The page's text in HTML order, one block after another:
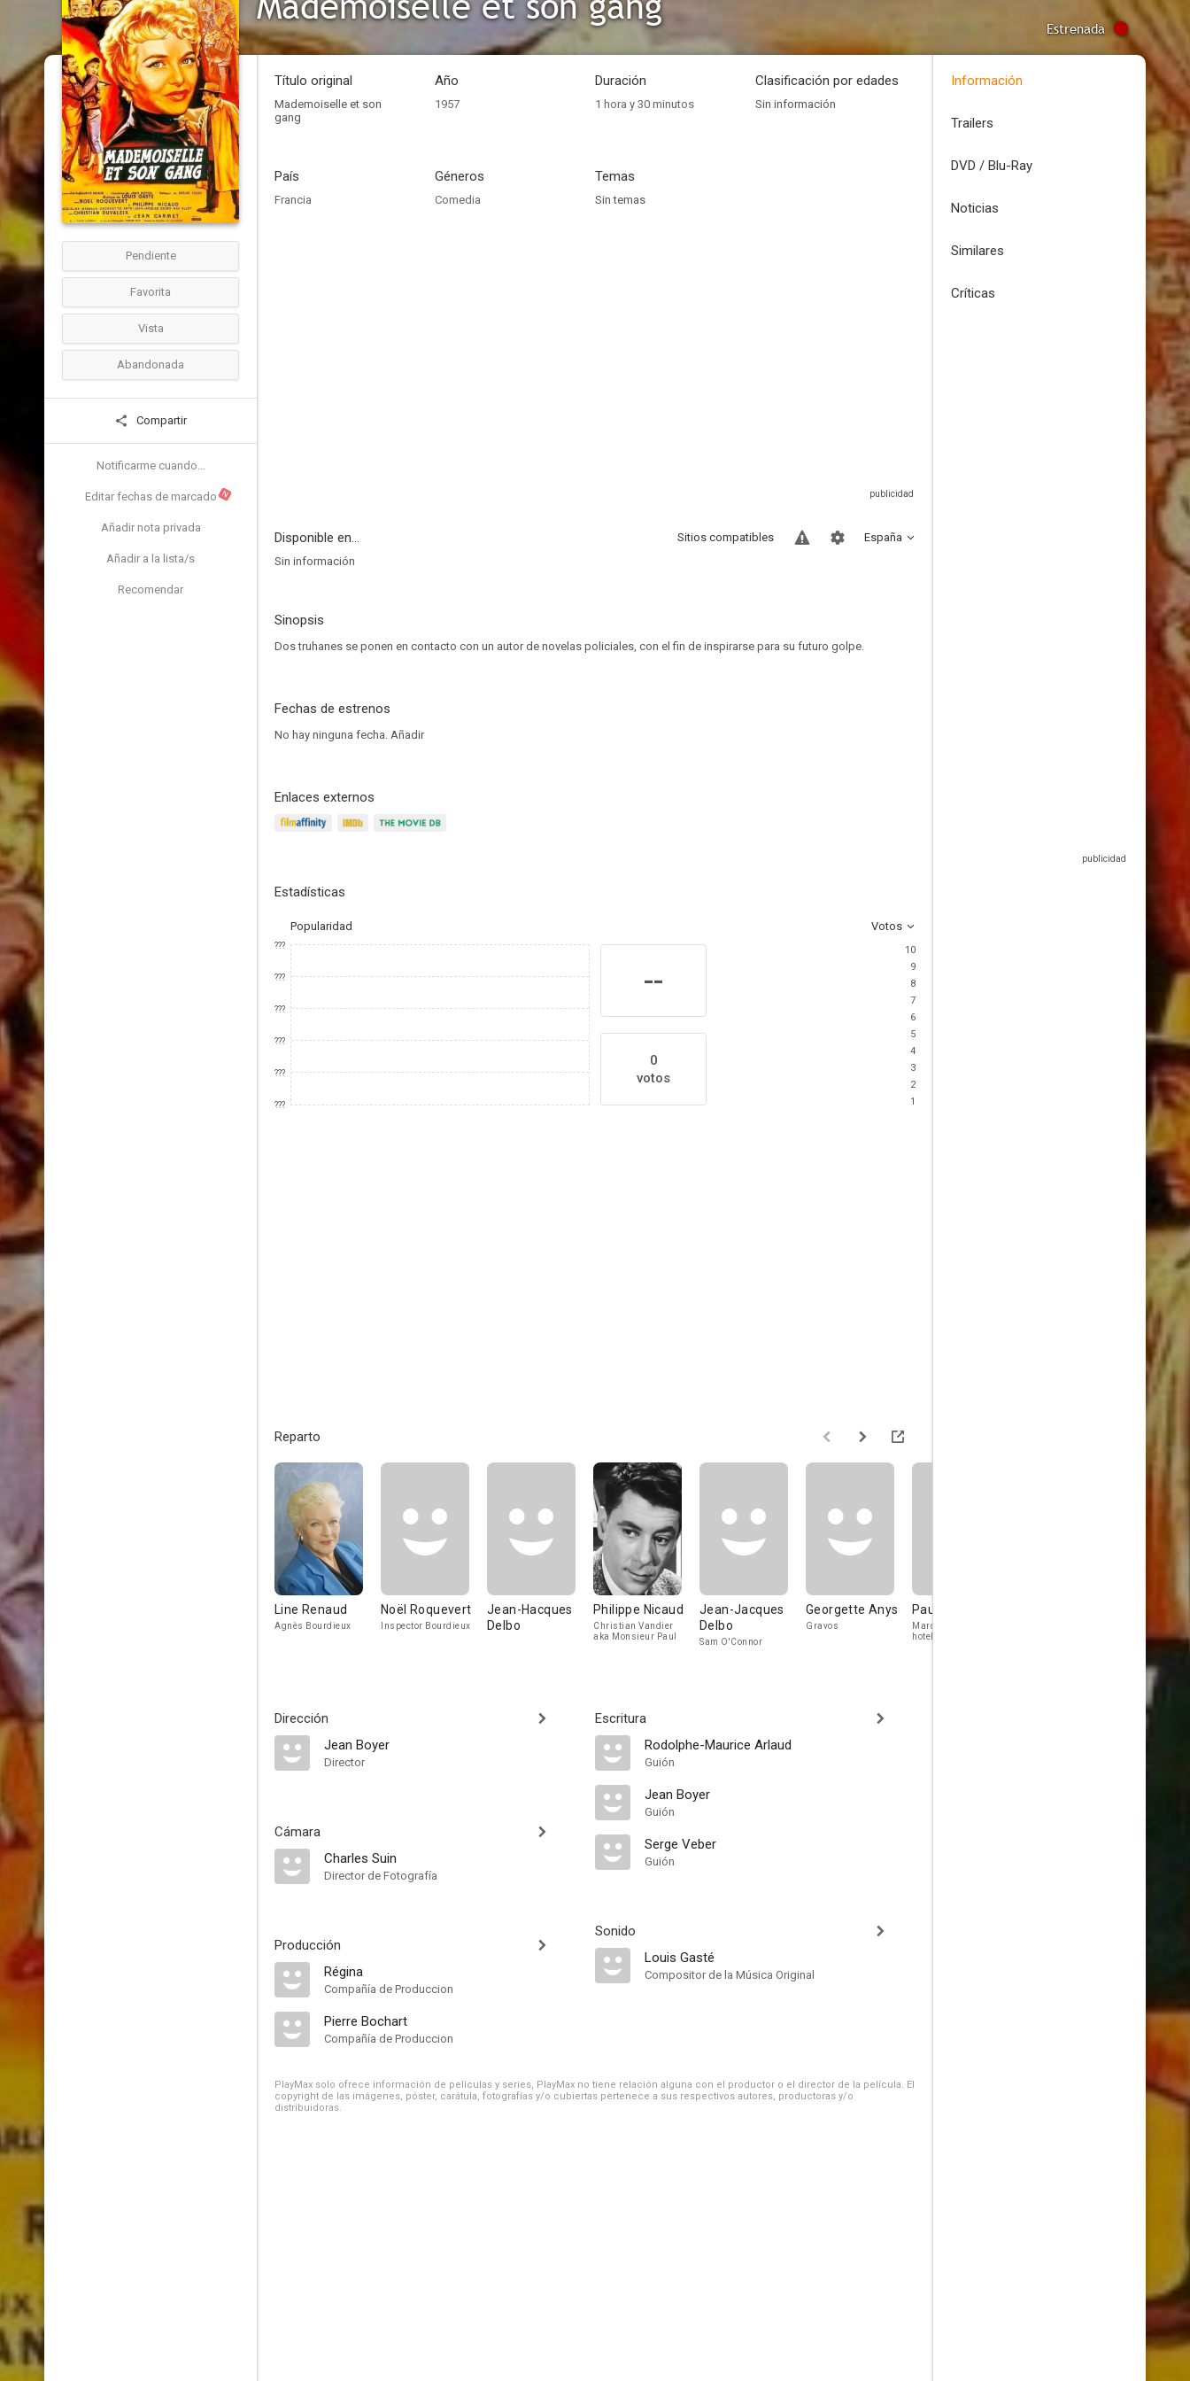
Estrenada
Pendiente
Favorita
Vista
Abandonada
Compartir
Notificarme cuando...
Editar fechas de marcado N
Añadir nota privada
Añadir a la lista/s
Recomendar
Título original
Mademoiselle et son
gang
Año
1957
Duración
1 hora y 30 minutos
Clasificación por edades
Sin información
País
Francia
Géneros
Comedia
Temas
Sin temas
Disponible en... España
Sitios compatibles
Sin información
Sinopsis
Dos truhanes se ponen en contacto con un autor de novelas policiales, con el fin de inspirarse para su futuro golpe.
Fechas de estrenos
No hay ninguna fecha. Añadir
Enlaces externos
Estadísticas
Popularidad Votos
???
???
???
???
???
???
--
0
votos
10
9
8
7
6
5
4
3
2
1
Reparto
Line Renaud
Agnès Bourdieux
Noël Roquevert
Inspector Bourdieux
Jean-Hacques
Delbo
Philippe Nicaud
Christian Vandier
aka Monsieur Paul
Jean-Jacques
Delbo
Sam O'Connor
Georgette Anys
Gravos
Paul Bonifas
Marcel, owner of the
hotel
Dirección
Jean Boyer
Director
Cámara
Charles Suin
Director de Fotografía
Producción
Régina
Compañía de Produccion
Pierre Bochart
Compañía de Produccion
Escritura
Rodolphe-Maurice Arlaud
Guión
Jean Boyer
Guión
Serge Veber
Guión
Sonido
Louis Gasté
Compositor de la Música Original
PlayMax solo ofrece información de películas y series, PlayMax no tiene relación alguna con el productor o el director de la película. El
copyright de las imágenes, póster, carátula, fotografías y/o cubiertas pertenece a sus respectivos autores, productoras y/o
distribuidoras.
Información
Trailers
DVD / Blu-Ray
Noticias
Similares
Críticas